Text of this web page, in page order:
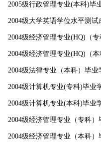
2005级行政管理专业(本科)毕
2004级大学英语学位水平测试
2004级经济管理专业(HQ)（
2004级经济管理专业(HQ)（
2004级法律专业（本科）毕业
2004级计算机专业(专科)毕业
2004级计算机专业(本科)毕业
2004级经济管理专业（专科）
2004级经济管理专业（本科）